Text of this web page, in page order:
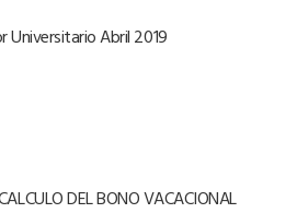
Universitario Abril 2019
DEL BONO VACACIONAL